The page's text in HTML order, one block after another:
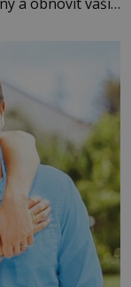
svého života